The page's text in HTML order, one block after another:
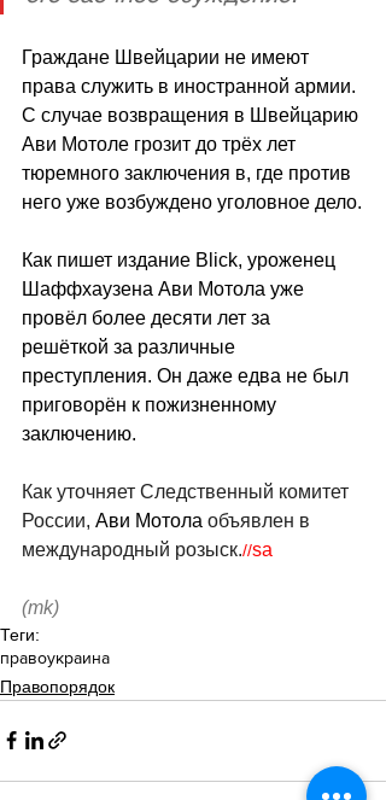
Граждане Швейцарии не имеют
права служить в иностранной армии.
С случае возвращения в Швейцарию
Ави Мотоле грозит до трёх лет
тюремного заключения в, где против
него уже возбуждено уголовное дело.
Как пишет издание Blick, уроженец
Шаффхаузена Ави Мотола уже
провёл более десяти лет за
решёткой за различные
преступления. Он даже едва не был
приговорён к пожизненному
заключению.
Как уточняет Следственный комитет
России, Ави Мотола объявлен в
международный розыск.//sa
(mk)
Теги:
правоукраина
Правопорядок